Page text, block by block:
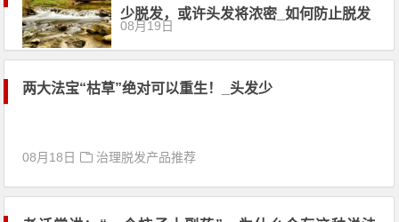
少脱发，或许头发将浓密_如何防止脱发
08月19日
两大法宝“枯草”绝对可以重生！_头发少
08月18日 治理脱发产品推荐